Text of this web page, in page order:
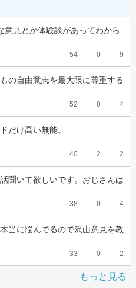
見とか体験談があってわから
54 0 9
の自由意志を最大限に尊重する
52 0 4
だけ高い無能。
40 2 2
聞いて欲しいです。おじさんは
38 0 4
当に悩んでるので沢山意見を教
33 0 2
もっと見る